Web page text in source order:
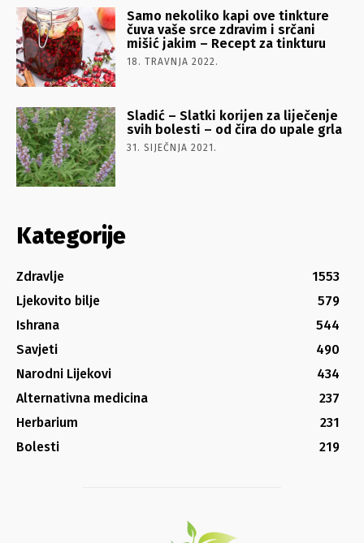
Samo nekoliko kapi ove tinkture
čuva vaše srce zdravim i srčani
mišić jakim – Recept za tinkturu
18. TRAVNJA 2022.
Sladić – Slatki korijen za liječenje
svih bolesti – od čira do upale grla
31. SIJEČNJA 2021.
Kategorije
Zdravlje
1553
Ljekovito bilje
579
Ishrana
544
Savjeti
490
Narodni Lijekovi
434
Alternativna medicina
237
Herbarium
231
Bolesti
219